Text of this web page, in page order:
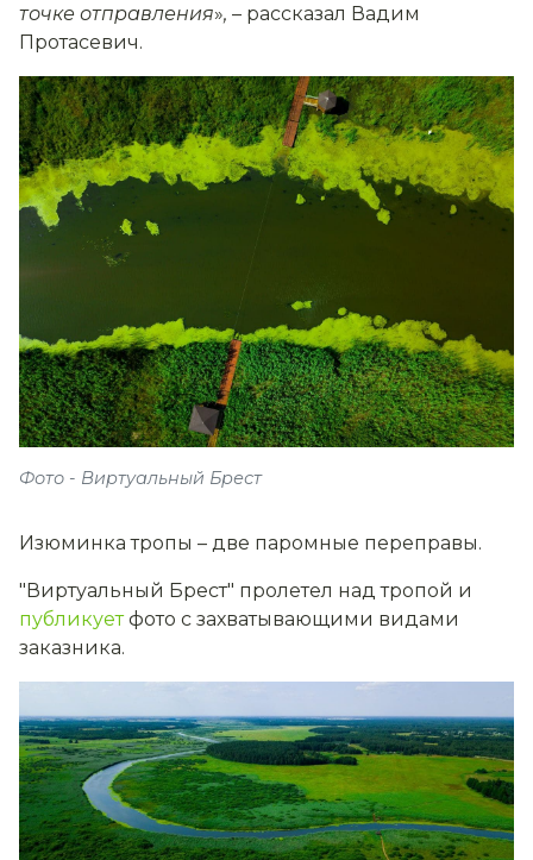
точке отправления», – рассказал Вадим
Протасевич.
Фото - Виртуальный Брест
Изюминка тропы – две паромные переправы.
"Виртуальный Брест" пролетел над тропой и
публикуетфото с захватывающими видами
заказника.